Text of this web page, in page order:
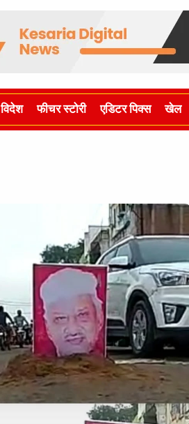
विदेश फीचर स्टोरी एडिटर पिक्स खेल